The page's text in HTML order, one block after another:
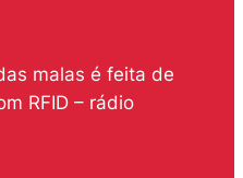
malas é feita de
RFID – rádio